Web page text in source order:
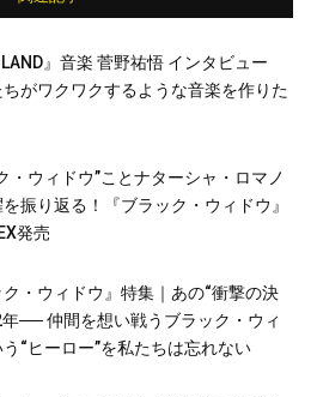
LAND』音楽 菅野祐悟 インタビュー
ちがワクワクするような音楽を作りた
・ウィドウ”ことナターシャ・ロマノ
振り返る！『ブラック・ウィドウ』
発売
ク・ウィドウ』特集｜あの“衝撃の決
年── 仲間を想い戦うブラック・ウィ
う“ヒーロー”を私たちは忘れない